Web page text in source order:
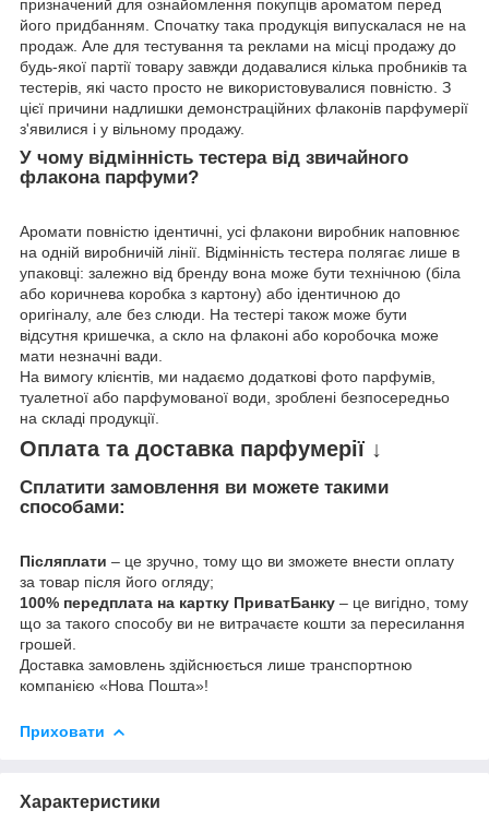
призначений для ознайомлення покупців ароматом перед
його придбанням. Спочатку така продукція випускалася не на
продаж. Але для тестування та реклами на місці продажу до
будь-якої партії товару завжди додавалися кілька пробників та
тестерів, які часто просто не використовувалися повністю. З
цієї причини надлишки демонстраційних флаконів парфумерії
з'явилися і у вільному продажу.
У чому відмінність тестера від звичайного
флакона парфуми?
Аромати повністю ідентичні, усі флакони виробник наповнює
на одній виробничій лінії. Відмінність тестера полягає лише в
упаковці: залежно від бренду вона може бути технічною (біла
або коричнева коробка з картону) або ідентичною до
оригіналу, але без слюди. На тестері також може бути
відсутня кришечка, а скло на флаконі або коробочка може
мати незначні вади.
На вимогу клієнтів, ми надаємо додаткові фото парфумів,
туалетної або парфумованої води, зроблені безпосередньо
на складі продукції.
Оплата та доставка парфумерії ↓
Сплатити замовлення ви можете такими
способами:
Післяплати – це зручно, тому що ви зможете внести оплату
за товар після його огляду;
100% передплата на картку ПриватБанку – це вигідно, тому
що за такого способу ви не витрачаєте кошти за пересилання
грошей.
Доставка замовлень здійснюється лише транспортною
компанією «Нова Пошта»!
Приховати
Характеристики